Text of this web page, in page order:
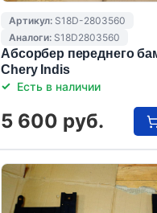
Артикул: S18D-2803560
Аналоги: S18D2803560
Абсорбер переднего
Chery Indis
Есть в наличии
5 600 руб.